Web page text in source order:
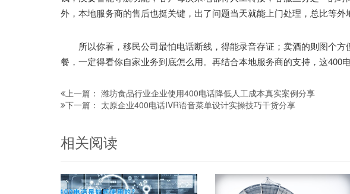
外，本地服务商的售后也挺关键，出了问题当天就能上门处理，总比等外
所以你看，移民公司最怕电话断线，得能录音存证；卖酒的则图个方
餐，一定得看你自家业务到底怎么用。再结合本地服务商的支持，这400
上一篇： 潍坊食品行业企业使用400电话降低人工成本真实案例分享
下一篇： 太原企业400电话IVR语音菜单设计实操技巧干货分享
相关阅读